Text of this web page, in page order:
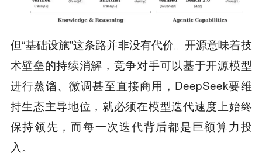
但“基础设施”这条路并非没有代价。开源意味着技
术壁垒的持续消解，竞争对手可以基于开源模型
进行蒸馏、微调甚至直接商用，DeepSeek要维
持生态主导地位，就必须在模型迭代速度上始终
保持领先，而每一次迭代背后都是巨额算力投
入。